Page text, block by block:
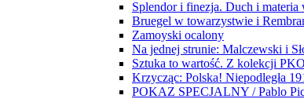
Splendor i finezja. Duch i materia
Bruegel w towarzystwie i
Zamoyski ocalony
Na jednej strunie: Malczewski i
Sztuka to wartość. Z kolekcji
Krzycząc: Polska! Niepodległa
POKAZ SPECJALNY / Pablo